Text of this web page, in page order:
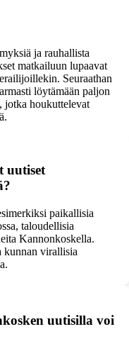
ja rauhallista
matkailuun lupaavat
Seuraathan
löytämään paljon
jotka houkuttelevat
uutiset
paikallisia
taloudellisia
Kannonkoskella.
kunnan virallisia
uutisilla voi